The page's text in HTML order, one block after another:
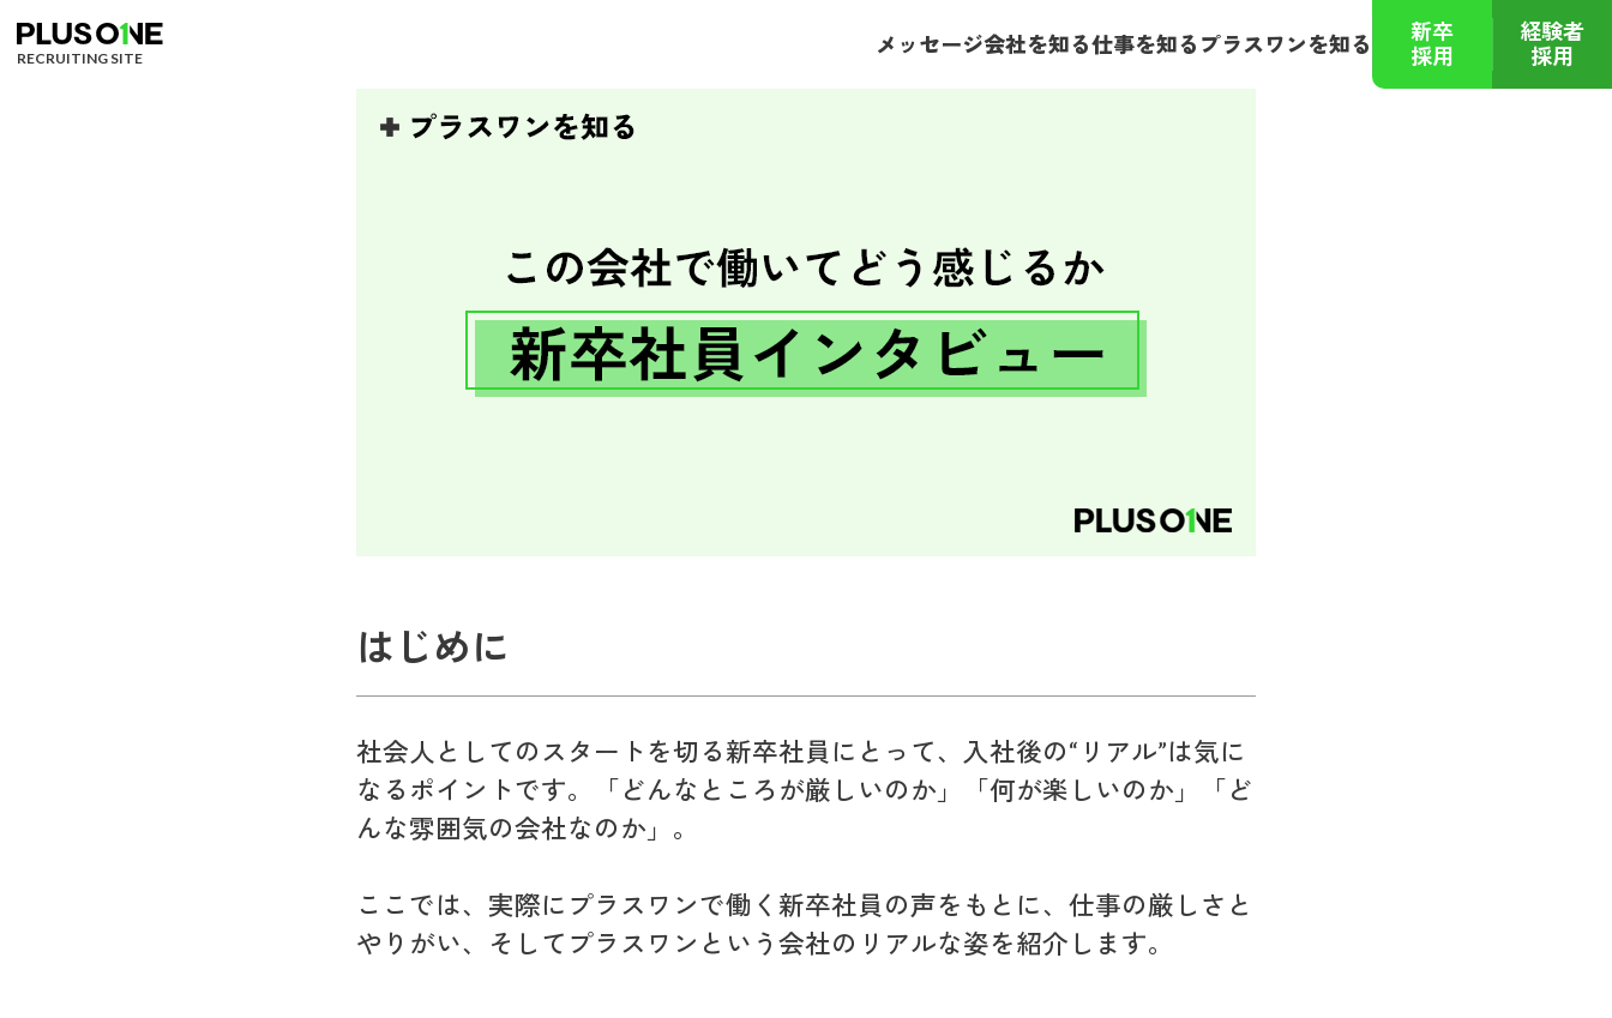
RECRUITING SITE
メッセージ会社を知る仕事を知る プラスワンを知る
新卒
採用
経験者
採用
はじめに
社会人としてのスタートを切る新卒社員にとって、入社後の“リアル”は気に
なるポイントです。「どんなところが厳しいのか」「何が楽しいのか」「ど
んな雰囲気の会社なのか」。
ここでは、実際にプラスワンで働く新卒社員の声をもとに、仕事の厳しさと
やりがい、そしてプラスワンという会社のリアルな姿を紹介します。